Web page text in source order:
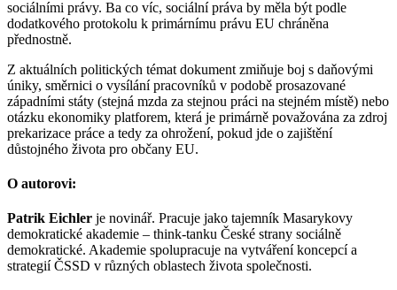
sociálními právy. Ba co víc, sociální práva by měla být podle
dodatkového protokolu k primárnímu právu EU chráněna
přednostně.
Z aktuálních politických témat dokument zmiňuje boj s daňovými
úniky, směrnici o vysílání pracovníků v podobě prosazované
západními státy (stejná mzda za stejnou práci na stejném místě) nebo
otázku ekonomiky platforem, která je primárně považována za zdroj
prekarizace práce a tedy za ohrožení, pokud jde o zajištění
důstojného života pro občany EU.
O autorovi:
Patrik Eichler je novinář. Pracuje jako tajemník Masarykovy
demokratické akademie – think-tanku České strany sociálně
demokratické. Akademie spolupracuje na vytváření koncepcí a
strategií ČSSD v různých oblastech života společnosti.